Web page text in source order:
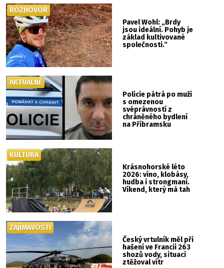
Pavel Wohl: „Brdy
jsou ideální. Pohyb je
základ kultivované
společnosti.“
ROZHOVOR
Policie pátrá po muži
s omezenou
svéprávností z
chráněného bydlení
na Příbramsku
AKTUÁLNĚ
Krásnohorské léto
2026: víno, klobásy,
hudba i strongmani.
Víkend, který má tah
KULTURA
Český vrtulník měl při
hašení ve Francii 263
shozů vody, situaci
ztěžoval vítr
ZAJÍMAVOSTI